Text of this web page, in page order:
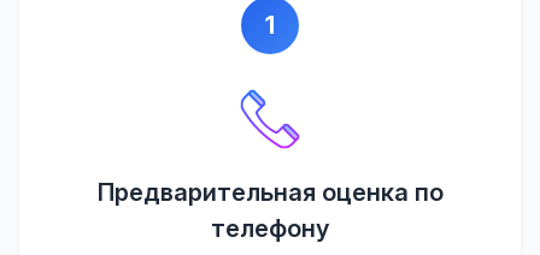
1
Предварительная оценка по
телефону